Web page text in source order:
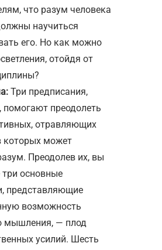
что разум человека
научиться
его. Но как можно
отойдя от
Три предписания,
преодолеть
отравляющих
которых может
Преодолев их, вы
три основные
представляющие
возможность
мышления, — плод
усилий. Шесть